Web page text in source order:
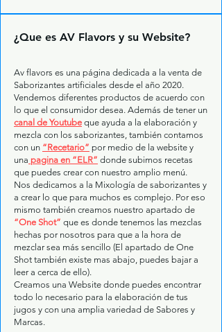
¿Que es AV Flavors y su Website?
Av flavors es una página dedicada a la venta de
Saborizantes artificiales desde el año 2020.
Vendemos diferentes productos de acuerdo con
lo que el consumidor desea. Además de tener un
canal de Youtube que ayuda a la elaboración y
mezcla con los saborizantes, también contamos
con un “Recetario” por medio de la website y
una pagina en “ELR” donde subimos recetas
que puedes crear con nuestro amplio menú.
Nos dedicamos a la Mixología de saborizantes y
a crear lo que para muchos es complejo. Por eso
mismo también creamos nuestro apartado de
“One Shot” que es donde tenemos las mezclas
hechas por nosotros para que a la hora de
mezclar sea más sencillo (El apartado de One
Shot también existe mas abajo, puedes bajar a
leer a cerca de ello).
Creamos una Website donde puedes encontrar
todo lo necesario para la elaboración de tus
jugos y con una amplia variedad de Sabores y
Marcas.